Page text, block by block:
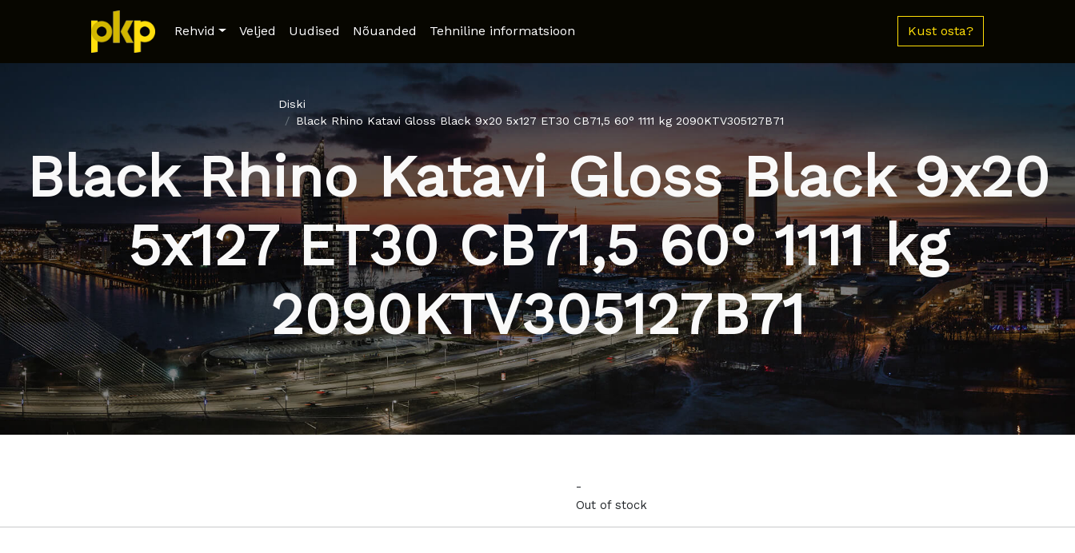
Rehvid Veljed Uudised Nõuanded Tehniline informatsioon Kust osta?
Diski
Black Rhino Katavi Gloss Black 9x20 5x127 ET30 CB71,5 60° 1111 kg 2090KTV305127B71
Black Rhino Katavi Gloss Black 9x20
5x127 ET30 CB71,5 60° 1111 kg
2090KTV305127B71
-
Out of stock